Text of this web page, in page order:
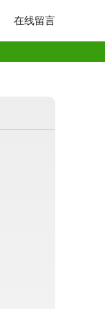
在线留言